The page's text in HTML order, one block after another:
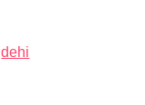
dehi